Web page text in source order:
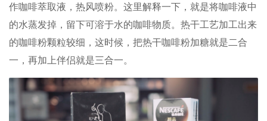
作咖啡萃取液，热风喷粉。这里解释一下，就是将咖啡液中
的水蒸发掉，留下可溶于水的咖啡物质。热干工艺加工出来
的咖啡粉颗粒较细，这时候，把热干咖啡粉加糖就是二合
一，再加上伴侣就是三合一。